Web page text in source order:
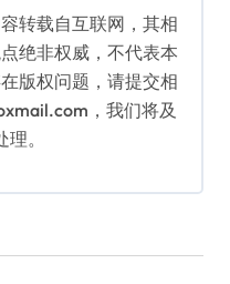
转载自互联网，其相
绝非权威，不代表本
版权问题，请提交相
，我们将及
。